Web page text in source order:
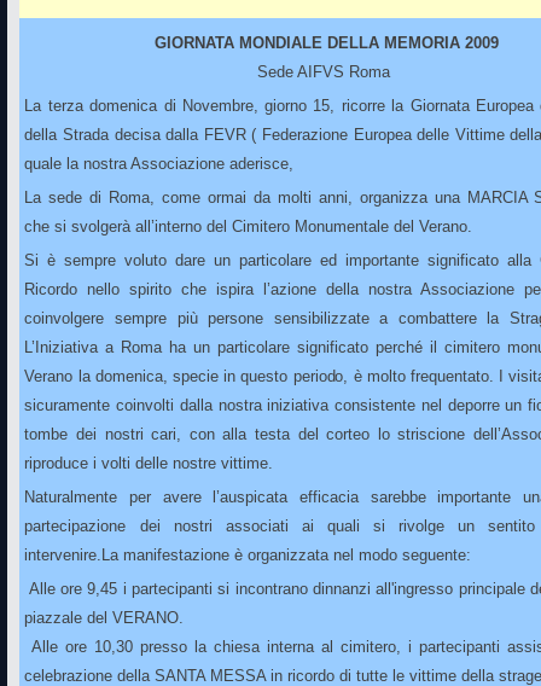
GIORNATA MONDIALE DELLA MEMORIA 2009
Sede AIFVS Roma
La terza domenica di Novembre, giorno 15, ricorre la Giornata Europea
della Strada decisa dalla FEVR ( Federazione Europea delle Vittime
quale la nostra Associazione aderisce,
La sede di Roma, come ormai da molti anni, organizza una MARCIA
che si svolgerà all’interno del Cimitero Monumentale del Verano.
Si è sempre voluto dare un particolare ed importante significato alla
Ricordo nello spirito che ispira l’azione della nostra Associazione
coinvolgere sempre più persone sensibilizzate a combattere la
L’Iniziativa a Roma ha un particolare significato perché il cimitero
Verano la domenica, specie in questo periodo, è molto frequentato. I
sicuramente coinvolti dalla nostra iniziativa consistente nel deporre un
tombe dei nostri cari, con alla testa del corteo lo striscione
riproduce i volti delle nostre vittime.
Naturalmente per avere l’auspicata efficacia sarebbe importante
partecipazione dei nostri associati ai quali si rivolge un
intervenire.La manifestazione è organizzata nel modo seguente:
 Alle ore 9,45 i partecipanti si incontrano dinnanzi all'ingresso principale
piazzale del VERANO.
 Alle ore 10,30 presso la chiesa interna al cimitero, i partecipanti
celebrazione della SANTA MESSA in ricordo di tutte le vittime della